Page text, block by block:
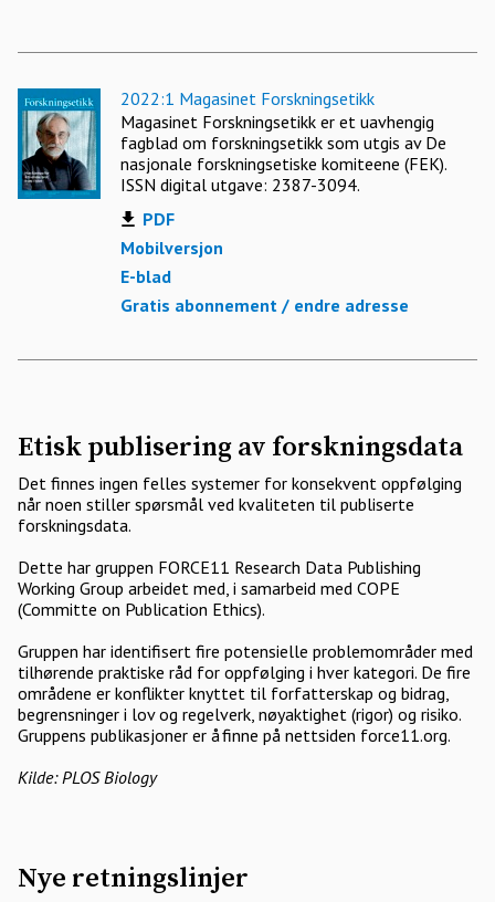
2022:1 Magasinet Forskningsetikk
Magasinet Forskningsetikk er et uavhengig
fagblad om forskningsetikk som utgis av De
nasjonale forskningsetiske komiteene (FEK).
ISSN digital utgave: 2387-3094.
PDF
Mobilversjon
E-blad
Gratis abonnement / endre adresse
Etisk publisering av forskningsdata
Det finnes ingen felles systemer for konsekvent oppfølging
når noen stiller spørsmål ved kvaliteten til publiserte
forskningsdata.
Dette har gruppen FORCE11 Research Data Publishing
Working Group arbeidet med, i samarbeid med COPE
(Committe on Publication Ethics).
Gruppen har identifisert fire potensielle problemområder med
tilhørende praktiske råd for oppfølging i hver kategori. De fire
områdene er konflikter knyttet til forfatterskap og bidrag,
begrensninger i lov og regelverk, nøyaktighet (rigor) og risiko.
Gruppens publikasjoner er å finne på nettsiden force11.org.
Kilde: PLOS Biology
Nye retningslinjer